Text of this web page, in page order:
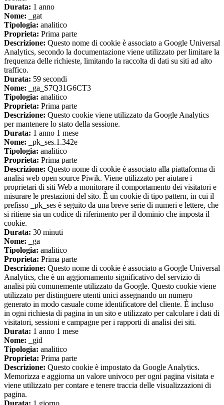
Durata: 1 anno
Nome: _gat
Tipologia: analitico
Proprieta: Prima parte
Descrizione: Questo nome di cookie è associato a Google Universal
Analytics, secondo la documentazione viene utilizzato per limitare la
frequenza delle richieste, limitando la raccolta di dati su siti ad alto
traffico.
Durata: 59 secondi
Nome: _ga_S7Q31G6CT3
Tipologia: analitico
Proprieta: Prima parte
Descrizione: Questo cookie viene utilizzato da Google Analytics
per mantenere lo stato della sessione.
Durata: 1 anno 1 mese
Nome: _pk_ses.1.342e
Tipologia: analitico
Proprieta: Prima parte
Descrizione: Questo nome di cookie è associato alla piattaforma di
analisi web open source Piwik. Viene utilizzato per aiutare i
proprietari di siti Web a monitorare il comportamento dei visitatori e
misurare le prestazioni del sito. È un cookie di tipo pattern, in cui il
prefisso _pk_ses è seguito da una breve serie di numeri e lettere, che
si ritiene sia un codice di riferimento per il dominio che imposta il
cookie.
Durata: 30 minuti
Nome: _ga
Tipologia: analitico
Proprieta: Prima parte
Descrizione: Questo nome di cookie è associato a Google Universal
Analytics, che è un aggiornamento significativo del servizio di
analisi più comunemente utilizzato da Google. Questo cookie viene
utilizzato per distinguere utenti unici assegnando un numero
generato in modo casuale come identificatore del cliente. È incluso
in ogni richiesta di pagina in un sito e utilizzato per calcolare i dati di
visitatori, sessioni e campagne per i rapporti di analisi dei siti.
Durata: 1 anno 1 mese
Nome: _gid
Tipologia: analitico
Proprieta: Prima parte
Descrizione: Questo cookie è impostato da Google Analytics.
Memorizza e aggiorna un valore univoco per ogni pagina visitata e
viene utilizzato per contare e tenere traccia delle visualizzazioni di
pagina.
Durata: 1 giorno